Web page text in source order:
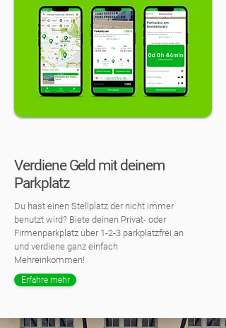
Verdiene Geld mit deinem
Parkplatz
Du hast einen Stellplatz der nicht immer
benutzt wird? Biete deinen Privat- oder
Firmenparkplatz über 1-2-3 parkplatzfrei an
und verdiene ganz einfach
Mehreinkommen!
Erfahre mehr